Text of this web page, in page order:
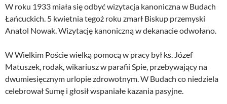
W roku 1933 miała się odbyć wizytacja kanoniczna w Budach
Łańcuckich. 5 kwietnia tegoż roku zmarł Biskup przemyski
Anatol Nowak. Wizytację kanoniczną w dekanacie odwołano.
W Wielkim Poście wielką pomocą w pracy był ks. Józef
Matuszek, rodak, wikariusz w parafii Spie, przebywający na
dwumiesięcznym urlopie zdrowotnym. W Budach co niedziela
celebrował Sumę i głosił wspaniałe kazania pasyjne.